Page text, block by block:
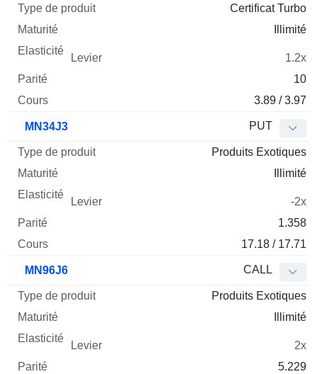
Certificat Turbo
Illimité
1.2x
10
3.89 / 3.97
MN34J3 PUT
Produits Exotiques
Illimité
-2x
1.358
17.18 / 17.71
MN96J6 CALL
Produits Exotiques
Illimité
2x
5.229